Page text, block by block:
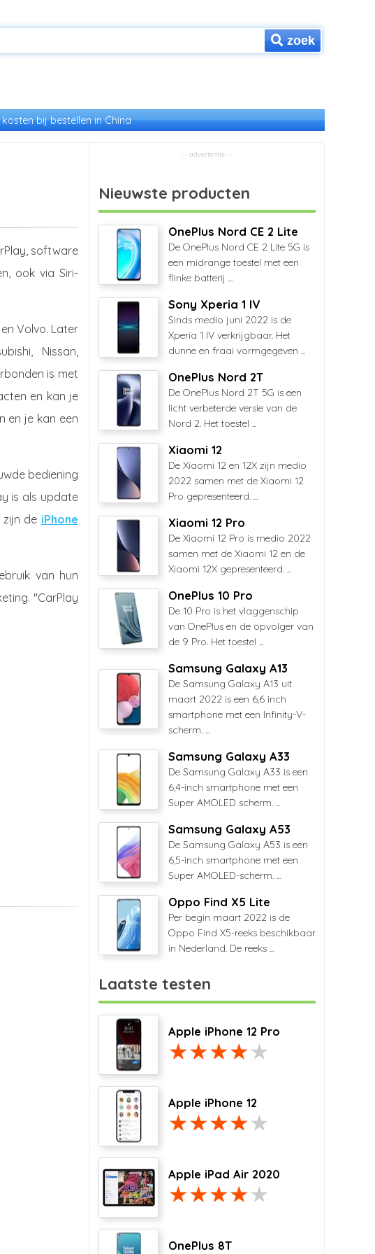
zoek
bij bestellen in China
software
ook via Siri-
Volvo. Later
Nissan,
is met
en kan je
en je kan een
bediening
is als update
de iPhone
van hun
"CarPlay
Nieuwste producten
OnePlus Nord CE 2 Lite
De OnePlus Nord CE 2 Lite 5G is
een midrange toestel met een
flinke batterij ...
Sony Xperia 1 IV
Sinds medio juni 2022 is de
Xperia 1 IV verkrijgbaar. Het
dunne en fraai vormgegeven ...
OnePlus Nord 2T
De OnePlus Nord 2T 5G is een
licht verbeterde versie van de
Nord 2. Het toestel ...
Xiaomi 12
De Xiaomi 12 en 12X zijn medio
2022 samen met de Xiaomi 12
Pro gepresenteerd. ...
Xiaomi 12 Pro
De Xiaomi 12 Pro is medio 2022
samen met de Xiaomi 12 en de
Xiaomi 12X gepresenteerd. ...
OnePlus 10 Pro
De 10 Pro is het vlaggenschip
van OnePlus en de opvolger van
de 9 Pro. Het toestel ...
Samsung Galaxy A13
De Samsung Galaxy A13 uit
maart 2022 is een 6,6 inch
smartphone met een Infinity-V-
scherm. ...
Samsung Galaxy A33
De Samsung Galaxy A33 is een
6,4-inch smartphone met een
Super AMOLED scherm. ...
Samsung Galaxy A53
De Samsung Galaxy A53 is een
6,5-inch smartphone met een
Super AMOLED-scherm. ...
Oppo Find X5 Lite
Per begin maart 2022 is de
Oppo Find X5-reeks beschikbaar
in Nederland. De reeks ...
Laatste testen
Apple iPhone 12 Pro
Apple iPhone 12
Apple iPad Air 2020
OnePlus 8T